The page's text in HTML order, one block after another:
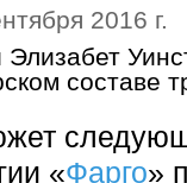
2016 г.
составе
«Фарго»